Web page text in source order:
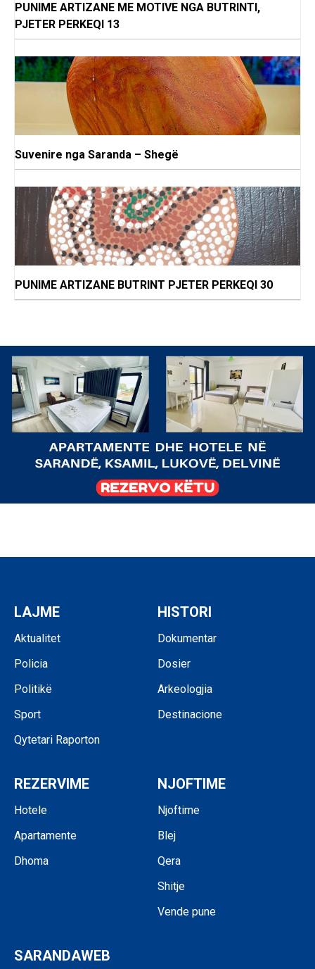
PUNIME ARTIZANE ME MOTIVE NGA BUTRINTI,
PJETER PERKEQI 13
Suvenire nga Saranda – Shegë
PUNIME ARTIZANE BUTRINT PJETER PERKEQI 30
LAJME
Aktualitet
Policia
Politikë
Sport
Qytetari Raporton
HISTORI
Dokumentar
Dosier
Arkeologjia
Destinacione
REZERVIME
Hotele
Apartamente
Dhoma
NJOFTIME
Njoftime
Blej
Qera
Shitje
Vende pune
SARANDAWEB